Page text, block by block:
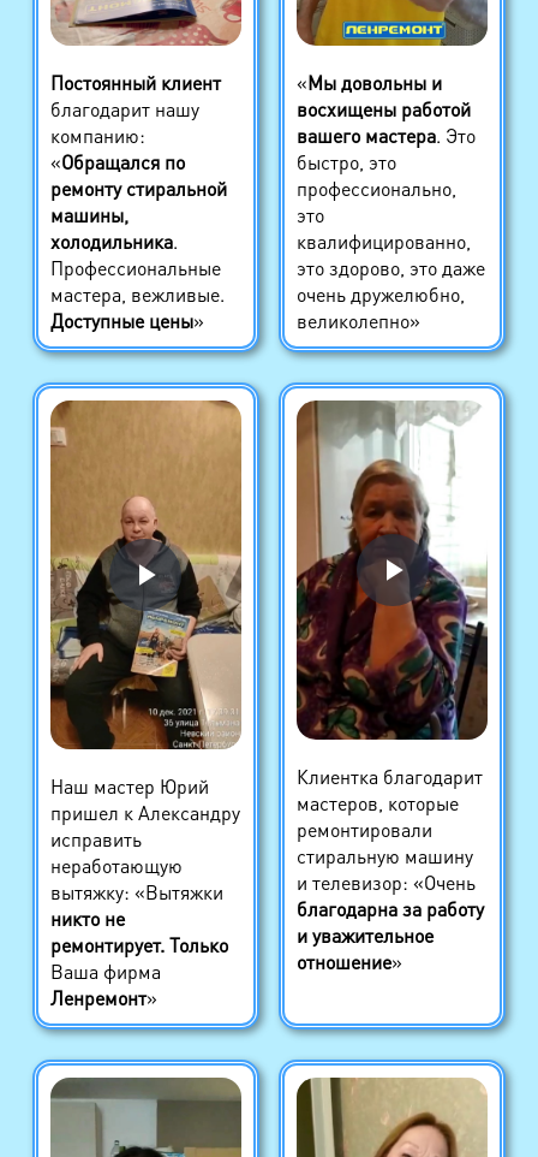
Постоянный клиент
благодарит нашу
компанию:
«Обращался по
ремонту стиральной
машины,
холодильника.
Профессиональные
мастера, вежливые.
Доступные цены»
«Мы довольны и
восхищены работой
вашего мастера. Это
быстро, это
профессионально,
это
квалифицированно,
это здорово, это даже
очень дружелюбно,
великолепно»
Наш мастер Юрий
пришел к Александру
исправить
неработающую
вытяжку: «Вытяжки
никто не
ремонтирует. Только
Ваша фирма
Ленремонт»
Клиентка благодарит
мастеров, которые
ремонтировали
стиральную машину
и телевизор: «Очень
благодарна за работу
и уважительное
отношение»